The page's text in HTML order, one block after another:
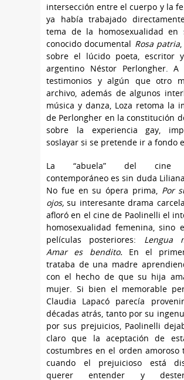
intersección entre el cuerpo y la
ya había trabajado
tema de la homosexualidad
conocido documental Rosa patria
sobre el lúcido poeta, escritor
argentino Néstor Perlongher.
testimonios y algún que otro
archivo, además de algunos
música y danza, Loza retoma la
de Perlongher en la constitución
sobre la experiencia gay,
soslayar si se pretende ir a fondo
La “abuela” del cine
contemporáneo es sin duda
No fue en su ópera prima, Por
ojos, su interesante drama
afloró en el cine de Paolinelli el
homosexualidad femenina, sino
películas posteriores: Lengua
Amar es bendito. En el
trataba de una madre
con el hecho de que su hija
mujer. Si bien el memorable
Claudia Lapacó parecía
décadas atrás, tanto por su
por sus prejuicios, Paolinelli
claro que la aceptación de
costumbres en el orden amoroso
cuando el prejuicioso está
querer entender y